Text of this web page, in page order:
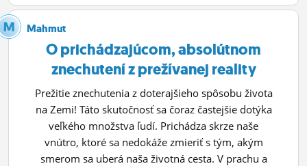
Mahmut
O prichádzajúcom, absolútnom
znechutení z prežívanej reality
Prežitie znechutenia z doterajšieho spôsobu života
na Zemi! Táto skutočnosť sa čoraz častejšie dotýka
veľkého množstva ľudí. Prichádza skrze naše
vnútro, ktoré sa nedokáže zmieriť s tým, akým
smerom sa uberá naša životná cesta. V prachu a